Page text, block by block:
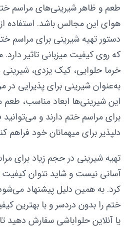
طعم و ظاهر شیرینی‌های مراسم
هوای این مجالس باشد. استفاده از
دستور تهیه شیرینی برای مراسم
که روی کیفیت میزبانی تاثیر دارد.
خرما حلوایی، کیک یزدی،
به‌عنوان شیرینی برای پذیرایی در
این شیرینی‌ها ابعاد مناسب، طعم
برای مراسم ختم دارند و
دلپذیر برای میهمانان خود فراهم
تهیه شیرینی در حجم زیاد برای
آسانی نیست و شاید نتوان
کرد. به همین دلیل پیشنهاد
ختم را بدون دردسر و با بهترین
یا آنلاین حلواباشی سفارش دهید تا